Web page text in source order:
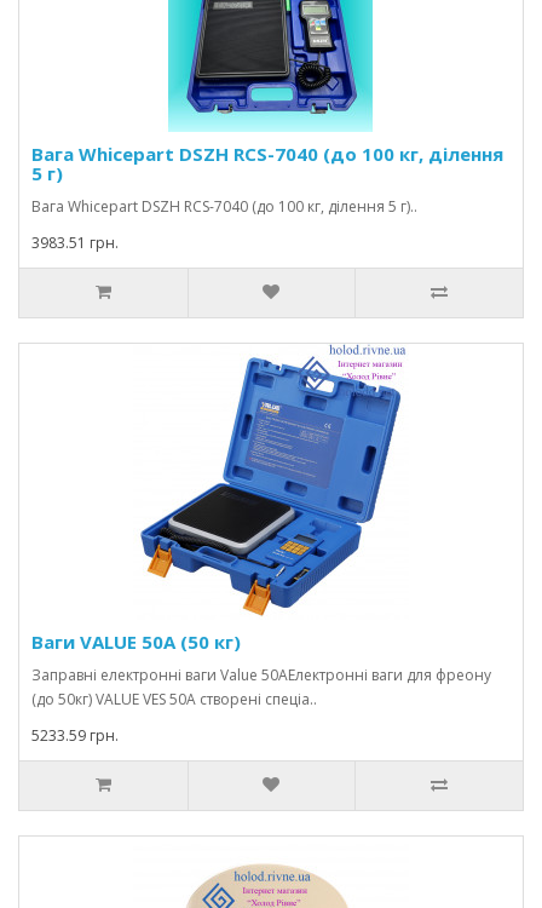
Вага Whicepart DSZH RCS-7040 (до 100 кг, ділення
5 г)
Вага Whicepart DSZH RCS-7040 (до 100 кг, ділення 5 г)..
3983.51 грн.
Ваги VALUE 50A (50 кг)
Заправні електронні ваги Value 50AЕлектронні ваги для фреону
(до 50кг) VALUE VES 50A створені спеціа..
5233.59 грн.